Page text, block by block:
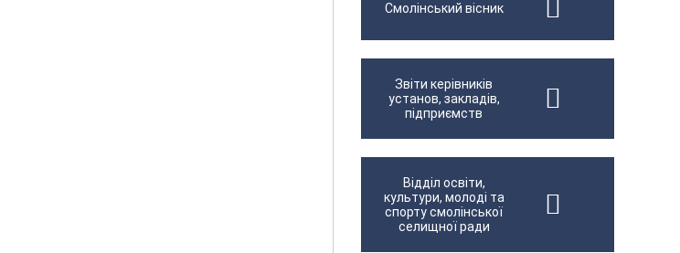
Смолінський вісник
Звіти керівників
установ, закладів,
підприємств
Відділ освіти,
культури, молоді та
спорту смолінської
селищної ради